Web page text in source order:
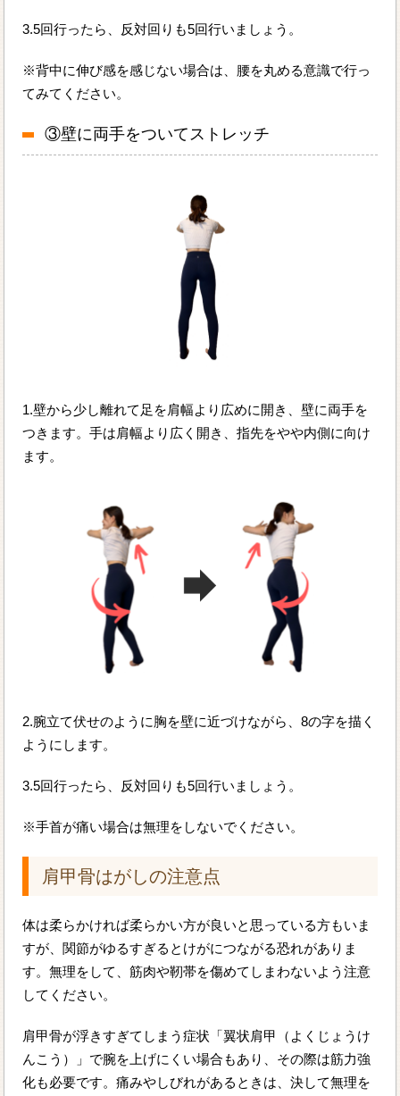
3.5回行ったら、反対回りも5回行いましょう。
※背中に伸び感を感じない場合は、腰を丸める意識で行っ
てみてください。
③壁に両手をついてストレッチ
1.壁から少し離れて足を肩幅より広めに開き、壁に両手を
つきます。手は肩幅より広く開き、指先をやや内側に向け
ます。
2.腕立て伏せのように胸を壁に近づけながら、8の字を描く
ようにします。
3.5回行ったら、反対回りも5回行いましょう。
※手首が痛い場合は無理をしないでください。
肩甲骨はがしの注意点
体は柔らかければ柔らかい方が良いと思っている方もいま
すが、関節がゆるすぎるとけがにつながる恐れがありま
す。無理をして、筋肉や靭帯を傷めてしまわないよう注意
してください。
肩甲骨が浮きすぎてしまう症状「翼状肩甲（よくじょうけ
んこう）」で腕を上げにくい場合もあり、その際は筋力強
化も必要です。痛みやしびれがあるときは、決して無理を